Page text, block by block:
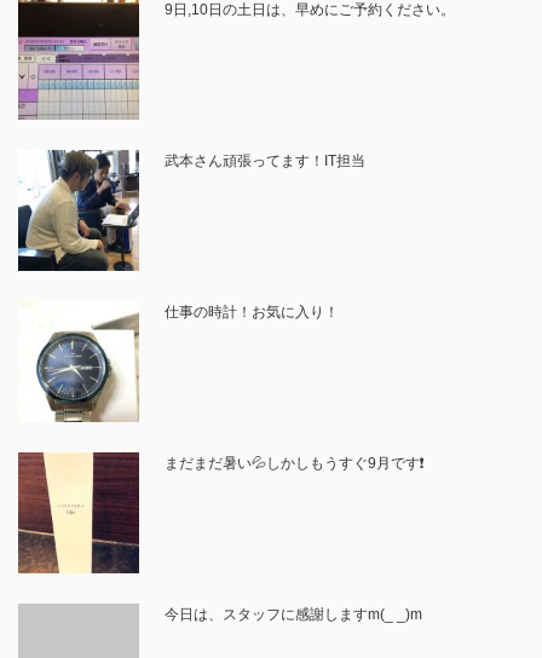
9日,10日の土日は、早めにご予約ください。
武本さん頑張ってます！IT担当
仕事の時計！お気に入り！
まだまだ暑い💦しかしもうすぐ9月です❗️
今日は、スタッフに感謝しますm(_ _)m